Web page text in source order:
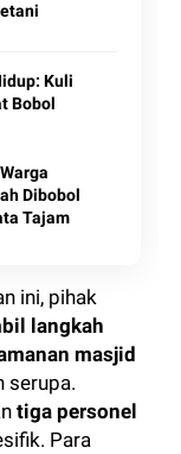
Kuli
Bobol
Dibobol
Tajam
ini, pihak
langkah
masjid
serupa.
tiga personel
Para